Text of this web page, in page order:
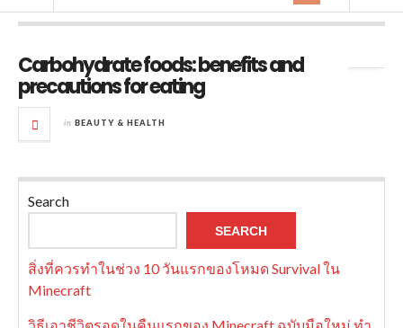
Carbohydrate foods: benefits and
precautions for eating
in BEAUTY & HEALTH
Search
SEARCH
สิ่งที่ควรทำในช่วง 10 วันแรกของโหมด Survival ใน
Minecraft